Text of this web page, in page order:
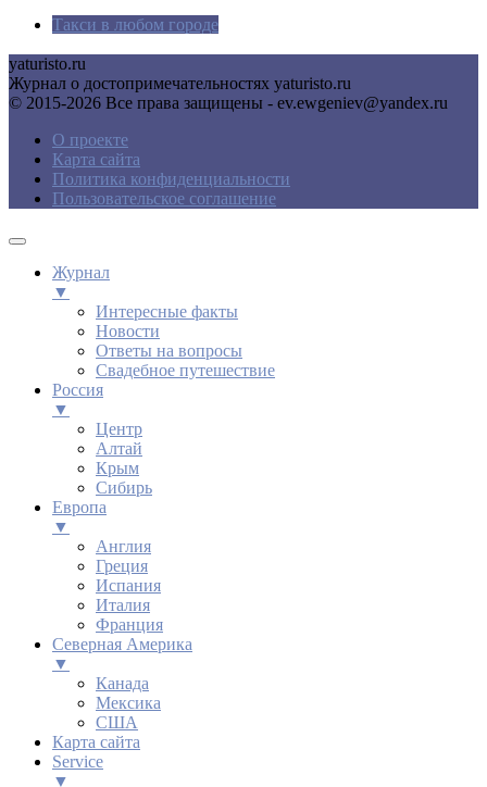
Такси в любом городе
yaturisto.ru
Журнал о достопримечательностях yaturisto.ru
© 2015-2026 Все права защищены - ev.ewgeniev@yandex.ru
О проекте
Карта сайта
Политика конфиденциальности
Пользовательское соглашение
Журнал
▼
Интересные факты
Новости
Ответы на вопросы
Свадебное путешествие
Россия
▼
Центр
Алтай
Крым
Сибирь
Европа
▼
Англия
Греция
Испания
Италия
Франция
Северная Америка
▼
Канада
Мексика
США
Карта сайта
Service
▼